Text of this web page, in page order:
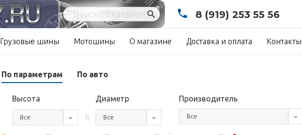
8 (919) 253 55 56
Грузовые шины Мотошины О магазине Доставка и оплата Контакты
По параметрам По авто
Высота
Все
Диаметр
R Все
Производитель
Все